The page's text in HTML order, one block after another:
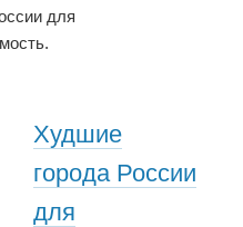
для
Худшие
города России
для